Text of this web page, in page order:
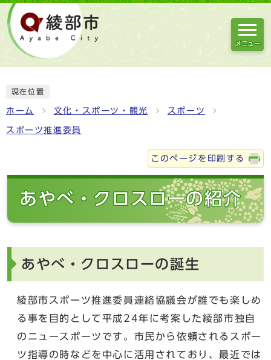
メニュー
現在位置
ホーム 文化・スポーツ・観光 スポーツ
スポーツ推進委員
このページを印刷する
あやべ・クロスローの紹介
あやべ・クロスローの誕生
綾部市スポーツ推進委員連絡協議会が誰でも楽しめ
る事を目的として平成24年に考案した綾部市独自
のニュースポーツです。市民から依頼されるスポー
ツ指導の時などを中心に活用されており、最近では